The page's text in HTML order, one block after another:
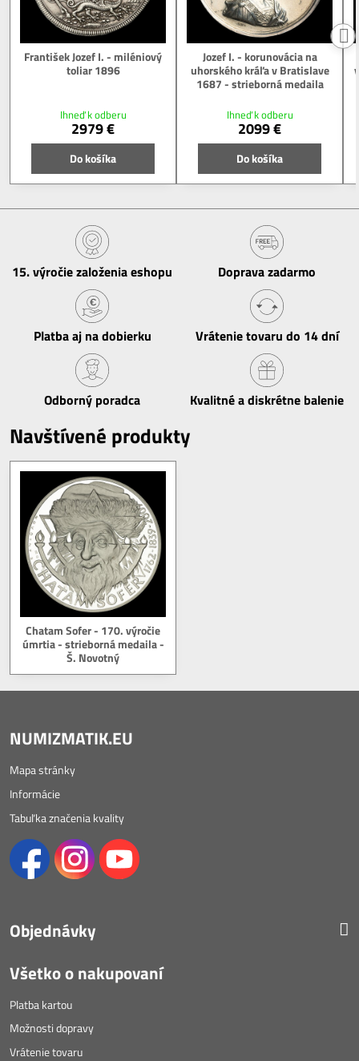
František Jozef I. - miléniový
toliar 1896
Ihneď k odberu
2979 €
Do košíka
Jozef I. - korunovácia na
uhorského kráľa v Bratislave
1687 - strieborná medaila
Ihneď k odberu
2099 €
Do košíka
15​. výročie založenia eshopu Doprava zadarmo
Platba aj na dobierku Vrátenie tovaru do 14 dní
Odborný poradca Kvalitné a diskrétne balenie
Navštívené produkty
Chatam Sofer - 170. výročie
úmrtia - strieborná medaila -
Š. Novotný
NUMIZMATIK.EU
Mapa stránky
Informácie
Tabuľka značenia kvality
Objednávky
Všetko o nakupovaní
Platba kartou
Možnosti dopravy
Vrátenie tovaru